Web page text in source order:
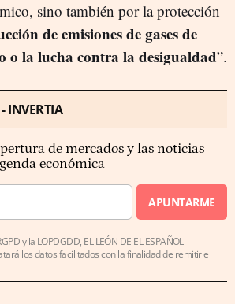
sino también por la protección
de emisiones de gases de
o la lucha contra la desigualdad”.
INVERTIA
de mercados y las noticias
económica
APUNTARME
y la LOPDGDD, EL LEÓN DE EL ESPAÑOL
los datos facilitados con la finalidad de remitirle